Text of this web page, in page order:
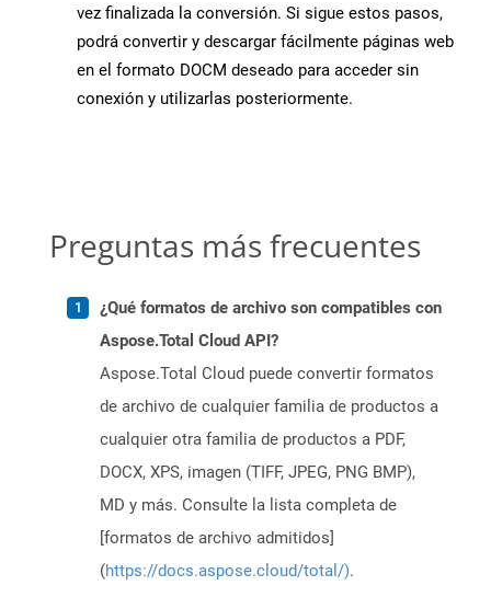
vez finalizada la conversión. Si sigue estos pasos,
podrá convertir y descargar fácilmente páginas web
en el formato DOCM deseado para acceder sin
conexión y utilizarlas posteriormente.
Preguntas más frecuentes
¿Qué formatos de archivo son compatibles con
Aspose.Total Cloud API?
Aspose.Total Cloud puede convertir formatos
de archivo de cualquier familia de productos a
cualquier otra familia de productos a PDF,
DOCX, XPS, imagen (TIFF, JPEG, PNG BMP),
MD y más. Consulte la lista completa de
[formatos de archivo admitidos]
(https://docs.aspose.cloud/total/).